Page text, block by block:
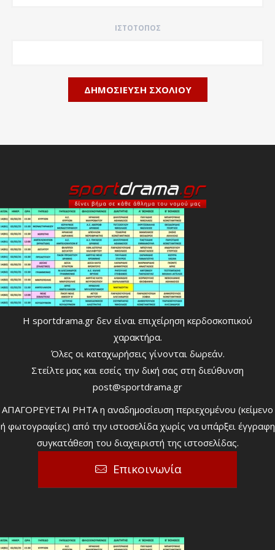
ΙΣΤΌΤΟΠΟΣ
Η sportdrama.gr δεν είναι επιχείρηση κερδοσκοπικού
χαρακτήρα.
Όλες οι καταχωρήσεις γίνονται δωρεάν.
Στείλτε μας και εσείς την δική σας στη διεύθυνση
post@sportdrama.gr
ΑΠΑΓΟΡΕΥΕΤΑΙ ΡΗΤΑ η αναδημοσίευση περιεχομένου (κείμενο
ή φωτογραφίες) από την ιστοσελίδα χωρίς να υπάρξει έγγραφη
συγκατάθεση του διαχειριστή της ιστοσελίδας.
Επικοινωνία